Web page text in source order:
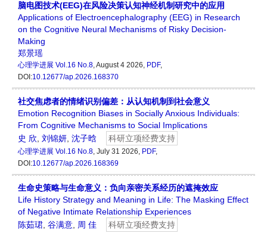
脑电图技术(EEG)在风险决策认知神经机制研究中的应用
Applications of Electroencephalography (EEG) in Research
on the Cognitive Neural Mechanisms of Risky Decision-
Making
郑景瑶
心理学进展 Vol.16 No.8, August 4 2026, PDF,
DOI:10.12677/ap.2026.168370
社交焦虑者的情绪识别偏差：从认知机制到社会意义
Emotion Recognition Biases in Socially Anxious Individuals:
From Cognitive Mechanisms to Social Implications
史 欣 刘锦妍 沈子晗 科研立项经费支持
心理学进展 Vol.16 No.8, July 31 2026, PDF,
DOI:10.12677/ap.2026.168369
生命史策略与生命意义：负向亲密关系经历的遮掩效应
Life History Strategy and Meaning in Life: The Masking Effect
of Negative Intimate Relationship Experiences
陈茹珺 谷满意 周 佳 科研立项经费支持